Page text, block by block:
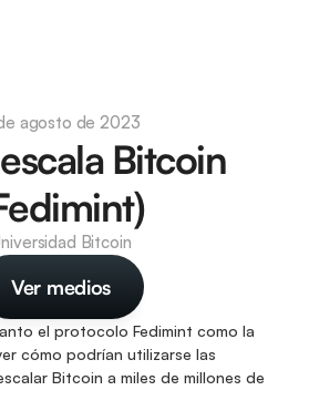
agosto de 2023
Bitcoin
Bitcoin
Ver medios
el protocolo Fedimint como la
cómo podrían utilizarse las
Bitcoin a miles de millones de